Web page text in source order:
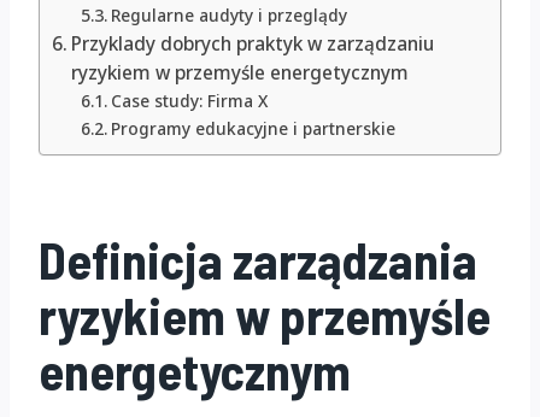
Regularne audyty i przeglądy
Przyklady dobrych praktyk w zarządzaniu
ryzykiem w przemyśle energetycznym
Case study: Firma X
Programy edukacyjne i partnerskie
Definicja zarządzania
ryzykiem w przemyśle
energetycznym